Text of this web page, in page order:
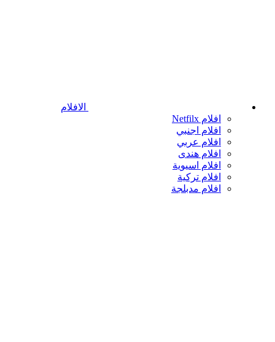
الافلام
افلام Netfilx
افلام اجنبي
افلام عربي
افلام هندى
افلام اسيوية
افلام تركية
افلام مدبلجة